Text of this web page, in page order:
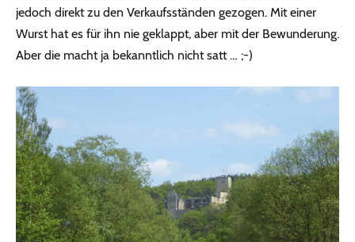
jedoch direkt zu den Verkaufsständen gezogen. Mit einer
Wurst hat es für ihn nie geklappt, aber mit der Bewunderung.
Aber die macht ja bekanntlich nicht satt … ;-)